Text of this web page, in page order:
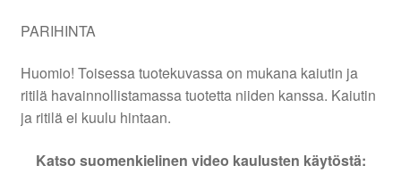
PARIHINTA
Huomio! Toisessa tuotekuvassa on mukana kaiutin ja
ritilä havainnollistamassa tuotetta niiden kanssa. Kaiutin
ja ritilä ei kuulu hintaan.
Katso suomenkielinen video kaulusten käytöstä: